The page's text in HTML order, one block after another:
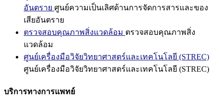
อันตราย ศูนย์ความเป็นเลิศด้านการจัดการสารและของ
เสียอันตราย
ตรวจสอบคุณภาพสิ่งแวดล้อม ตรวจสอบคุณภาพสิ่ง
แวดล้อม
ศูนย์เครื่องมือวิจัยวิทยาศาสตร์และเทคโนโลยี (STREC)
ศูนย์เครื่องมือวิจัยวิทยาศาสตร์และเทคโนโลยี (STREC)
บริการทางการแพทย์